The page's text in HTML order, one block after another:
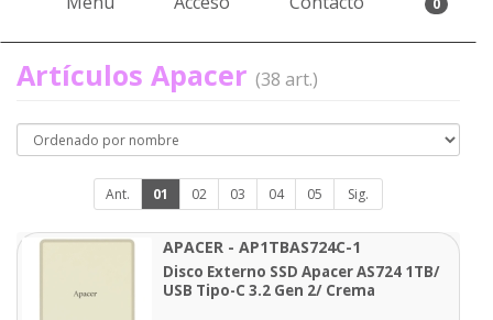
0
Artículos Apacer (38 art.)
Ant. 01 02 03 04 05 Sig.
APACER - AP1TBAS724C-1
Disco Externo SSD Apacer AS724 1TB/
USB Tipo-C 3.2 Gen 2/ Crema